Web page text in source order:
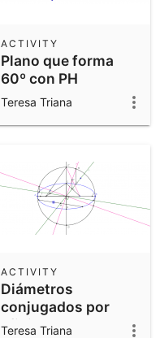
Plano que forma
60º con PH
ACTIVITY
Teresa Triana
Diámetros
conjugados por
afinidad
ACTIVITY
Teresa Triana